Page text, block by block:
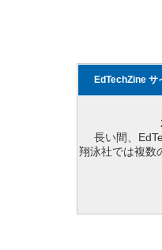
EdTechZine サ
長い間、
翔泳社では複数